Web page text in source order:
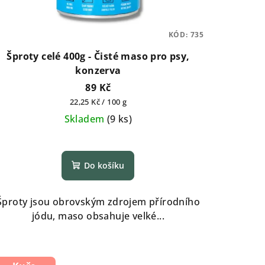
Šproty celé 400g - Čisté maso pro psy,
konzerva
89 Kč
Měrná
cena:
22,25 Kč / 100 g
Skladem (9 ks)
Do košíku
jsou obrovským zdrojem přírodního
jódu, maso obsahuje velké...
KÓD: 735